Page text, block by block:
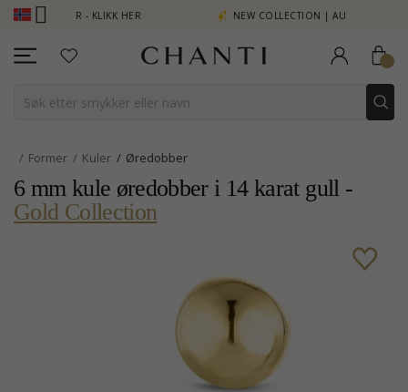
MER - KLIKK HER NEW COLLECTION | AURA
Former Kuler Øredobber
6 mm kule øredobber i 14 karat gull -
Gold Collection